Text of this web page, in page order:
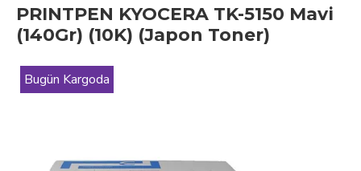
PRINTPEN KYOCERA TK-5150 Mavi
(140Gr) (10K) (Japon Toner)
Bugün Kargoda